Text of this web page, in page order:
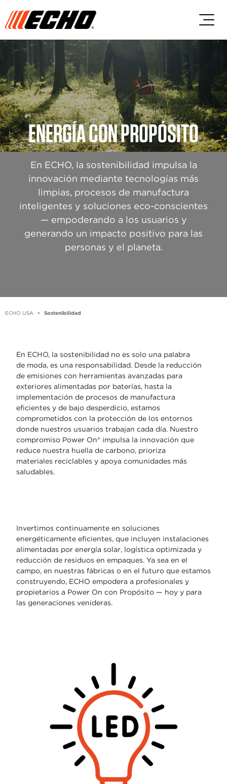
ENERGÍA CON PROPÓSITO
En ECHO, la sostenibilidad impulsa la
innovación mediante tecnologías más
limpias, procesos de manufactura
inteligentes y soluciones eco-conscientes
— empoderando a los usuarios y
generando un impacto positivo para las
personas y el planeta.​
ECHO USA Sostenibilidad
En ECHO, la sostenibilidad no es solo una palabra
de moda, es una responsabilidad. Desde la reducción
de emisiones con herramientas avanzadas para
exteriores alimentadas por baterías, hasta la
implementación de procesos de manufactura
eficientes y de bajo desperdicio, estamos
comprometidos con la protección de los entornos
donde nuestros usuarios trabajan cada día. Nuestro
compromiso Power On® impulsa la innovación que
reduce nuestra huella de carbono, prioriza
materiales reciclables y apoya comunidades más
saludables.
Invertimos continuamente en soluciones
energéticamente eficientes, que incluyen instalaciones
alimentadas por energía solar, logística optimizada y
reducción de residuos en empaques. Ya sea en el
campo, en nuestras fábricas o en el futuro que estamos
construyendo, ECHO empodera a profesionales y
propietarios a Power On con Propósito — hoy y para
las generaciones venideras.